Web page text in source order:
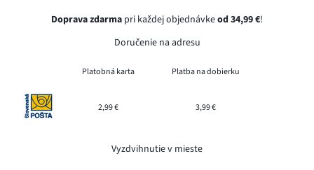
Doprava zdarma pri každej objednávkeod 34,99 €!
Doručenie na adresu
Platobná karta Platba na dobierku
2,99 € 3,99 €
Vyzdvihnutie v mieste